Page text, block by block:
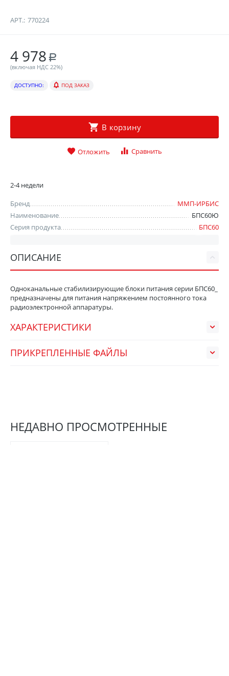
АРТ.: 770224
4 978 Р
(включая НДС 22%)
ДОСТУПНО: ПОД ЗАКАЗ
В корзину
Отложить Сравнить
2-4 недели
Бренд
ММП-ИРБИС
Наименование
БПС60Ю
Серия продукта
БПС60
ОПИСАНИЕ
Одноканальные стабилизирующие блоки питания серии БПС60_
предназначены для питания напряжением постоянного тока
радиоэлектронной аппаратуры.
ХАРАКТЕРИСТИКИ
ПРИКРЕПЛЕННЫЕ ФАЙЛЫ
НЕДАВНО ПРОСМОТРЕННЫЕ